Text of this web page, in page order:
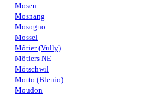
Mosen
Mosnang
Mosogno
Mossel
Môtier (Vully)
Môtiers NE
Mötschwil
Motto (Blenio)
Moudon